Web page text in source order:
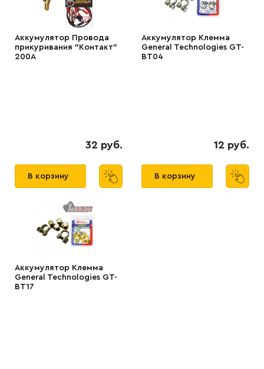
Аккумулятор Провода
прикуривания "Контакт"
200А
32 руб.
В корзину
Аккумулятор Клемма
General Technologies GT-
BT04
12 руб.
В корзину
Аккумулятор Клемма
General Technologies GT-
BT17